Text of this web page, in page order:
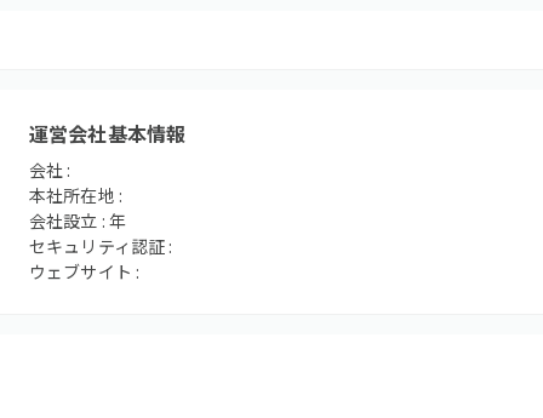
運営会社基本情報
会社 :
本社所在地 :
会社設立 : 年
セキュリティ認証 :
ウェブサイト :